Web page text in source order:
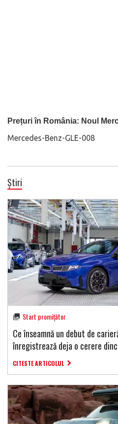
Prețuri în România: Noul
Mercedes-Benz-GLE-008
Știri
Start promițător
Ce înseamnă un debut de
înregistrează deja o cerere
CITESTE ARTICOLUL